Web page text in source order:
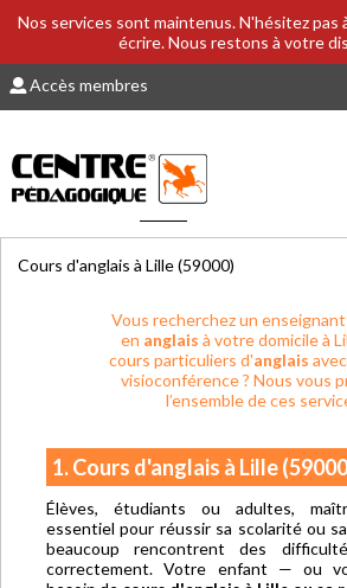
Nos services sont maintenus. N'hésitez pas
écrire. Nous restons à votre
Accès membres
Cours d'anglais à Lille (59000)
Vous recherchez un
en anglais à votre domicile à
cours particuliers d'anglais
visioconférence ? Nous vous
l’ensemble de ces
1. Cours d'anglais à Lille
Élèves, étudiants ou adultes,
essentiel pour réussir sa scolarité ou
beaucoup rencontrent des
correctement. Votre enfant — ou